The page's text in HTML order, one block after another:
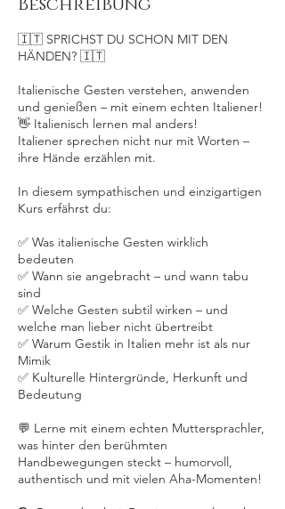
🇮🇹 SPRICHST DU SCHON MIT DEN
HÄNDEN? 🇮🇹
Italienische Gesten verstehen, anwenden
und genießen – mit einem echten Italiener!
👋 Italienisch lernen mal anders!
Italiener sprechen nicht nur mit Worten –
ihre Hände erzählen mit.
In diesem sympathischen und einzigartigen
Kurs erfährst du:
✅ Was italienische Gesten wirklich
bedeuten
✅ Wann sie angebracht – und wann tabu
sind
✅ Welche Gesten subtil wirken – und
welche man lieber nicht übertreibt
✅ Warum Gestik in Italien mehr ist als nur
Mimik
✅ Kulturelle Hintergründe, Herkunft und
Bedeutung
💬 Lerne mit einem echten Muttersprachler,
was hinter den berühmten
Handbewegungen steckt – humorvoll,
authentisch und mit vielen Aha-Momenten!